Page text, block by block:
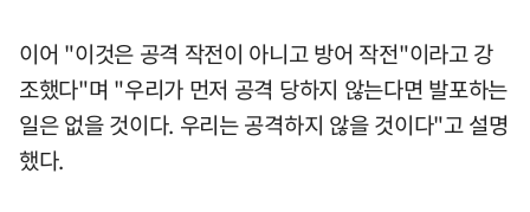
이어 "이것은 공격 작전이 아니고 방어 작전"이라고 강
조했다"며 "우리가 먼저 공격 당하지 않는다면 발포하는
일은 없을 것이다. 우리는 공격하지 않을 것이다"고 설명
했다.